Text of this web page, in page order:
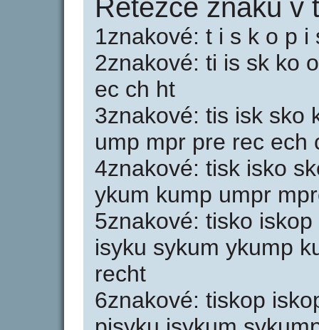
Řetězce znaků v
1znakové: t i s k o p
2znakové: ti is sk ko
ec ch ht
3znakové: tis isk sko
ump mpr pre rec ech
4znakové: tisk isko
ykum kump umpr
5znakové: tisko
isyku sykum ykump
recht
6znakové: tiskop